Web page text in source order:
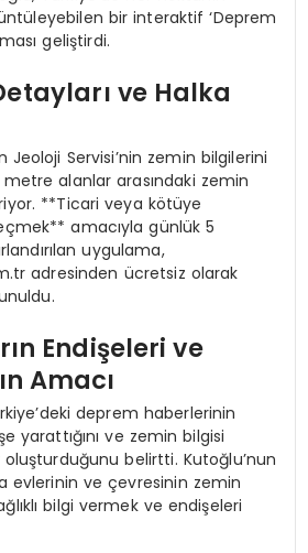
bir interaktif ‘Deprem
geliştirdi.
ve Halka
Jeoloji Servisi’nin zemin bilgilerini
alanlar arasındaki zemin
**Ticari veya kötüye
amacıyla günlük 5
uygulama,
adresinden ücretsiz olarak
Endişeleri ve
Amacı
deprem haberlerinin
yarattığını ve zemin bilgisi
belirtti. Kutoğlu’nun
evlerinin ve çevresinin zemin
bilgi vermek ve endişeleri